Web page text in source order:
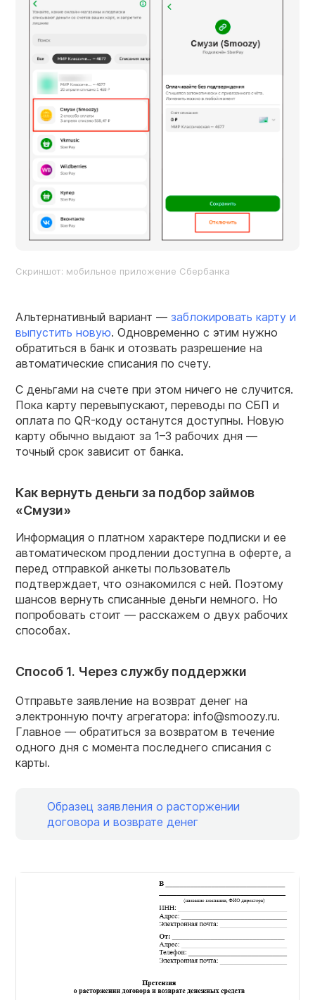
Скриншот: мобильное приложение Сбербанка
Альтернативный вариант — заблокировать карту и
выпустить новую. Одновременно с этим нужно
обратиться в банк и отозвать разрешение на
автоматические списания по счету.
С деньгами на счете при этом ничего не случится.
Пока карту перевыпускают, переводы по СБП и
оплата по QR-коду останутся доступны. Новую
карту обычно выдают за 1–3 рабочих дня —
точный срок зависит от банка.
Как вернуть деньги за подбор займов
«Смузи»
Информация о платном характере подписки и ее
автоматическом продлении доступна в оферте, а
перед отправкой анкеты пользователь
подтверждает, что ознакомился с ней. Поэтому
шансов вернуть списанные деньги немного. Но
попробовать стоит — расскажем о двух рабочих
способах.
Способ 1. Через службу поддержки
Отправьте заявление на возврат денег на
электронную почту агрегатора: info@smoozy.ru.
Главное — обратиться за возвратом в течение
одного дня с момента последнего списания с
карты.
Образец заявления о расторжении
договора и возврате денег